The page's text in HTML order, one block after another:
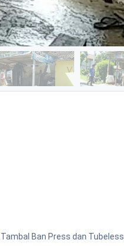
Ban Press dan Tubeless